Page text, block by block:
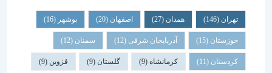
همدان اصفهان (20) بوشهر
خوزستان(15) آذربایجان شرقی(12) سمنان (12)
کردستان(11) کرمانشاه(9) گلستان (9) قزوین